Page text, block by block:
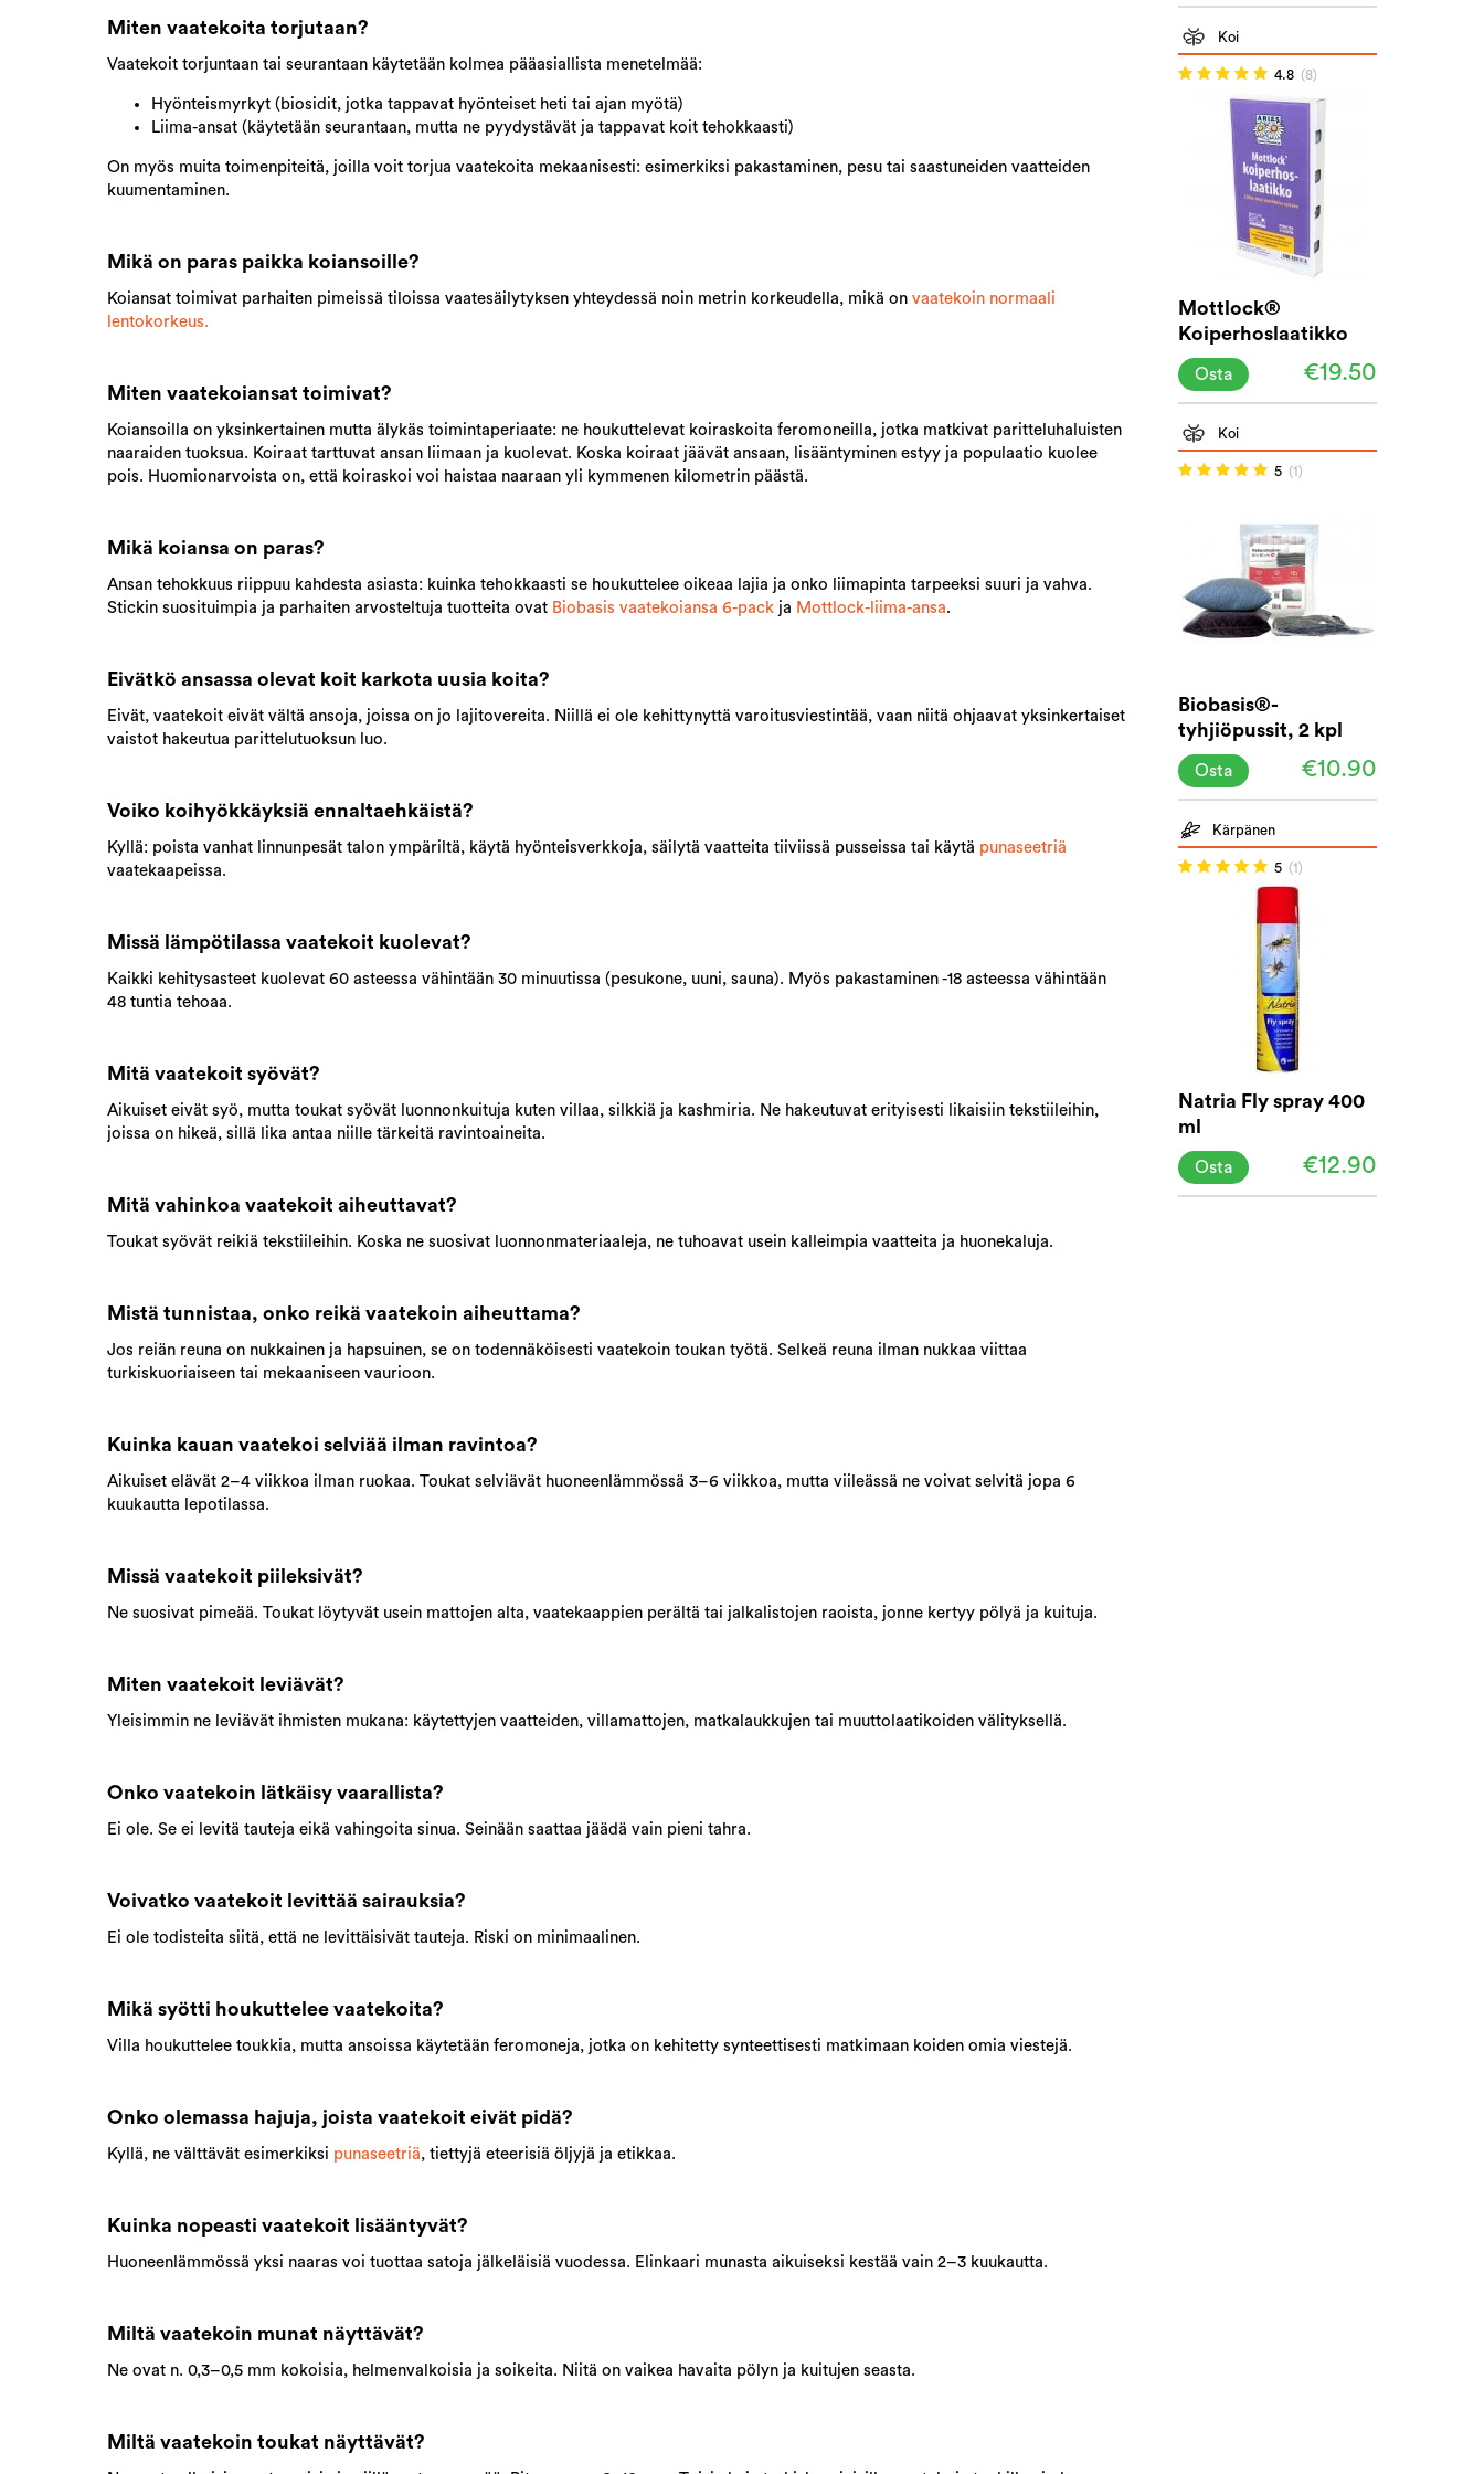
Koi
4.8 (8)
Mottlock®
Koiperhoslaatikko
liima-ansa
€19.50
Osta
Koi
5 (1)
Biobasis®-
tyhjiöpussit, 2 kpl
pakkaus
€10.90
Osta
Kärpänen
5 (1)
Natria Fly spray 400
ml
€12.90
Osta
Miten vaatekoita torjutaan?
Vaatekoit torjuntaan tai seurantaan käytetään kolmea pääasiallista menetelmää:
Hyönteismyrkyt (biosidit, jotka tappavat hyönteiset heti tai ajan myötä)
Liima-ansat (käytetään seurantaan, mutta ne pyydystävät ja tappavat koit tehokkaasti)
On myös muita toimenpiteitä, joilla voit torjua vaatekoita mekaanisesti: esimerkiksi pakastaminen, pesu tai saastuneiden vaatteiden
kuumentaminen.
Mikä on paras paikka koiansoille?
Koiansat toimivat parhaiten pimeissä tiloissa vaatesäilytyksen yhteydessä noin metrin korkeudella, mikä on vaatekoin normaali
lentokorkeus.
Miten vaatekoiansat toimivat?
Koiansoilla on yksinkertainen mutta älykäs toimintaperiaate: ne houkuttelevat koiraskoita feromoneilla, jotka matkivat paritteluhaluisten
naaraiden tuoksua. Koiraat tarttuvat ansan liimaan ja kuolevat. Koska koiraat jäävät ansaan, lisääntyminen estyy ja populaatio kuolee
pois. Huomionarvoista on, että koiraskoi voi haistaa naaraan yli kymmenen kilometrin päästä.
Mikä koiansa on paras?
Ansan tehokkuus riippuu kahdesta asiasta: kuinka tehokkaasti se houkuttelee oikeaa lajia ja onko liimapinta tarpeeksi suuri ja vahva.
Stickin suosituimpia ja parhaiten arvosteltuja tuotteita ovat Biobasis vaatekoiansa 6-pack ja Mottlock-liima-ansa.
Eivätkö ansassa olevat koit karkota uusia koita?
Eivät, vaatekoit eivät vältä ansoja, joissa on jo lajitovereita. Niillä ei ole kehittynyttä varoitusviestintää, vaan niitä ohjaavat yksinkertaiset
vaistot hakeutua parittelutuoksun luo.
Voiko koihyökkäyksiä ennaltaehkäistä?
Kyllä: poista vanhat linnunpesät talon ympäriltä, käytä hyönteisverkkoja, säilytä vaatteita tiiviissä pusseissa tai käytä punaseetriä
vaatekaapeissa.
Missä lämpötilassa vaatekoit kuolevat?
Kaikki kehitysasteet kuolevat 60 asteessa vähintään 30 minuutissa (pesukone, uuni, sauna). Myös pakastaminen -18 asteessa vähintään
48 tuntia tehoaa.
Mitä vaatekoit syövät?
Aikuiset eivät syö, mutta toukat syövät luonnonkuituja kuten villaa, silkkiä ja kashmiria. Ne hakeutuvat erityisesti likaisiin tekstiileihin,
joissa on hikeä, sillä lika antaa niille tärkeitä ravintoaineita.
Mitä vahinkoa vaatekoit aiheuttavat?
Toukat syövät reikiä tekstiileihin. Koska ne suosivat luonnonmateriaaleja, ne tuhoavat usein kalleimpia vaatteita ja huonekaluja.
Mistä tunnistaa, onko reikä vaatekoin aiheuttama?
Jos reiän reuna on nukkainen ja hapsuinen, se on todennäköisesti vaatekoin toukan työtä. Selkeä reuna ilman nukkaa viittaa
turkiskuoriaiseen tai mekaaniseen vaurioon.
Kuinka kauan vaatekoi selviää ilman ravintoa?
Aikuiset elävät 2–4 viikkoa ilman ruokaa. Toukat selviävät huoneenlämmössä 3–6 viikkoa, mutta viileässä ne voivat selvitä jopa 6
kuukautta lepotilassa.
Missä vaatekoit piileksivät?
Ne suosivat pimeää. Toukat löytyvät usein mattojen alta, vaatekaappien perältä tai jalkalistojen raoista, jonne kertyy pölyä ja kuituja.
Miten vaatekoit leviävät?
Yleisimmin ne leviävät ihmisten mukana: käytettyjen vaatteiden, villamattojen, matkalaukkujen tai muuttolaatikoiden välityksellä.
Onko vaatekoin lätkäisy vaarallista?
Ei ole. Se ei levitä tauteja eikä vahingoita sinua. Seinään saattaa jäädä vain pieni tahra.
Voivatko vaatekoit levittää sairauksia?
Ei ole todisteita siitä, että ne levittäisivät tauteja. Riski on minimaalinen.
Mikä syötti houkuttelee vaatekoita?
Villa houkuttelee toukkia, mutta ansoissa käytetään feromoneja, jotka on kehitetty synteettisesti matkimaan koiden omia viestejä.
Onko olemassa hajuja, joista vaatekoit eivät pidä?
Kyllä, ne välttävät esimerkiksi punaseetriä, tiettyjä eteerisiä öljyjä ja etikkaa.
Kuinka nopeasti vaatekoit lisääntyvät?
Huoneenlämmössä yksi naaras voi tuottaa satoja jälkeläisiä vuodessa. Elinkaari munasta aikuiseksi kestää vain 2–3 kuukautta.
Miltä vaatekoin munat näyttävät?
Ne ovat n. 0,3–0,5 mm kokoisia, helmenvalkoisia ja soikeita. Niitä on vaikea havaita pölyn ja kuitujen seasta.
Miltä vaatekoin toukat näyttävät?